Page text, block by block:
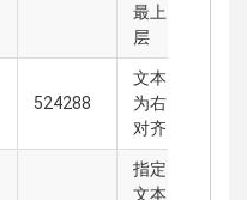
最上
层
524288
文本
为右
对齐
指定
文本